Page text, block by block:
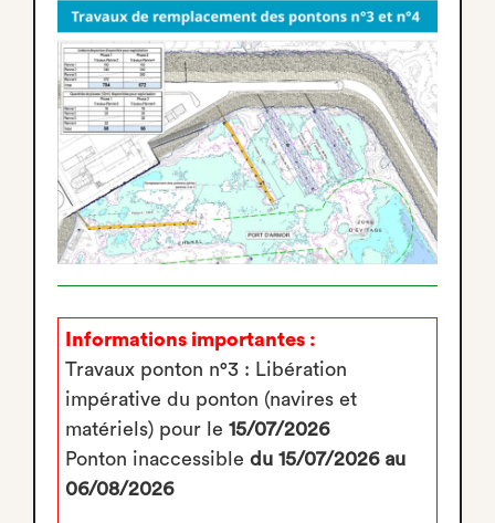
Informations importantes :
Travaux ponton n°3 : Libération
impérative du ponton (navires et
matériels) pour le 15/07/2026
Ponton inaccessible du 15/07/2026 au
06/08/2026